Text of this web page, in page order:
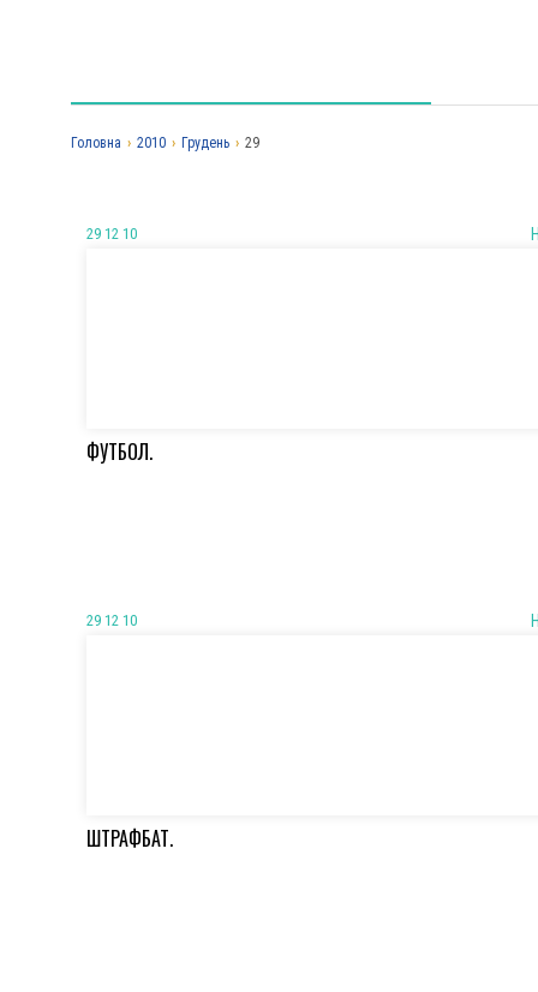
Головна › 2010 › Грудень › 29
29 12 10
ФУТБОЛ.
29 12 10
ШТРАФБАТ.